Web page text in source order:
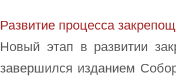
Развитие процесса
Новый этап в развитии
завершился изданием